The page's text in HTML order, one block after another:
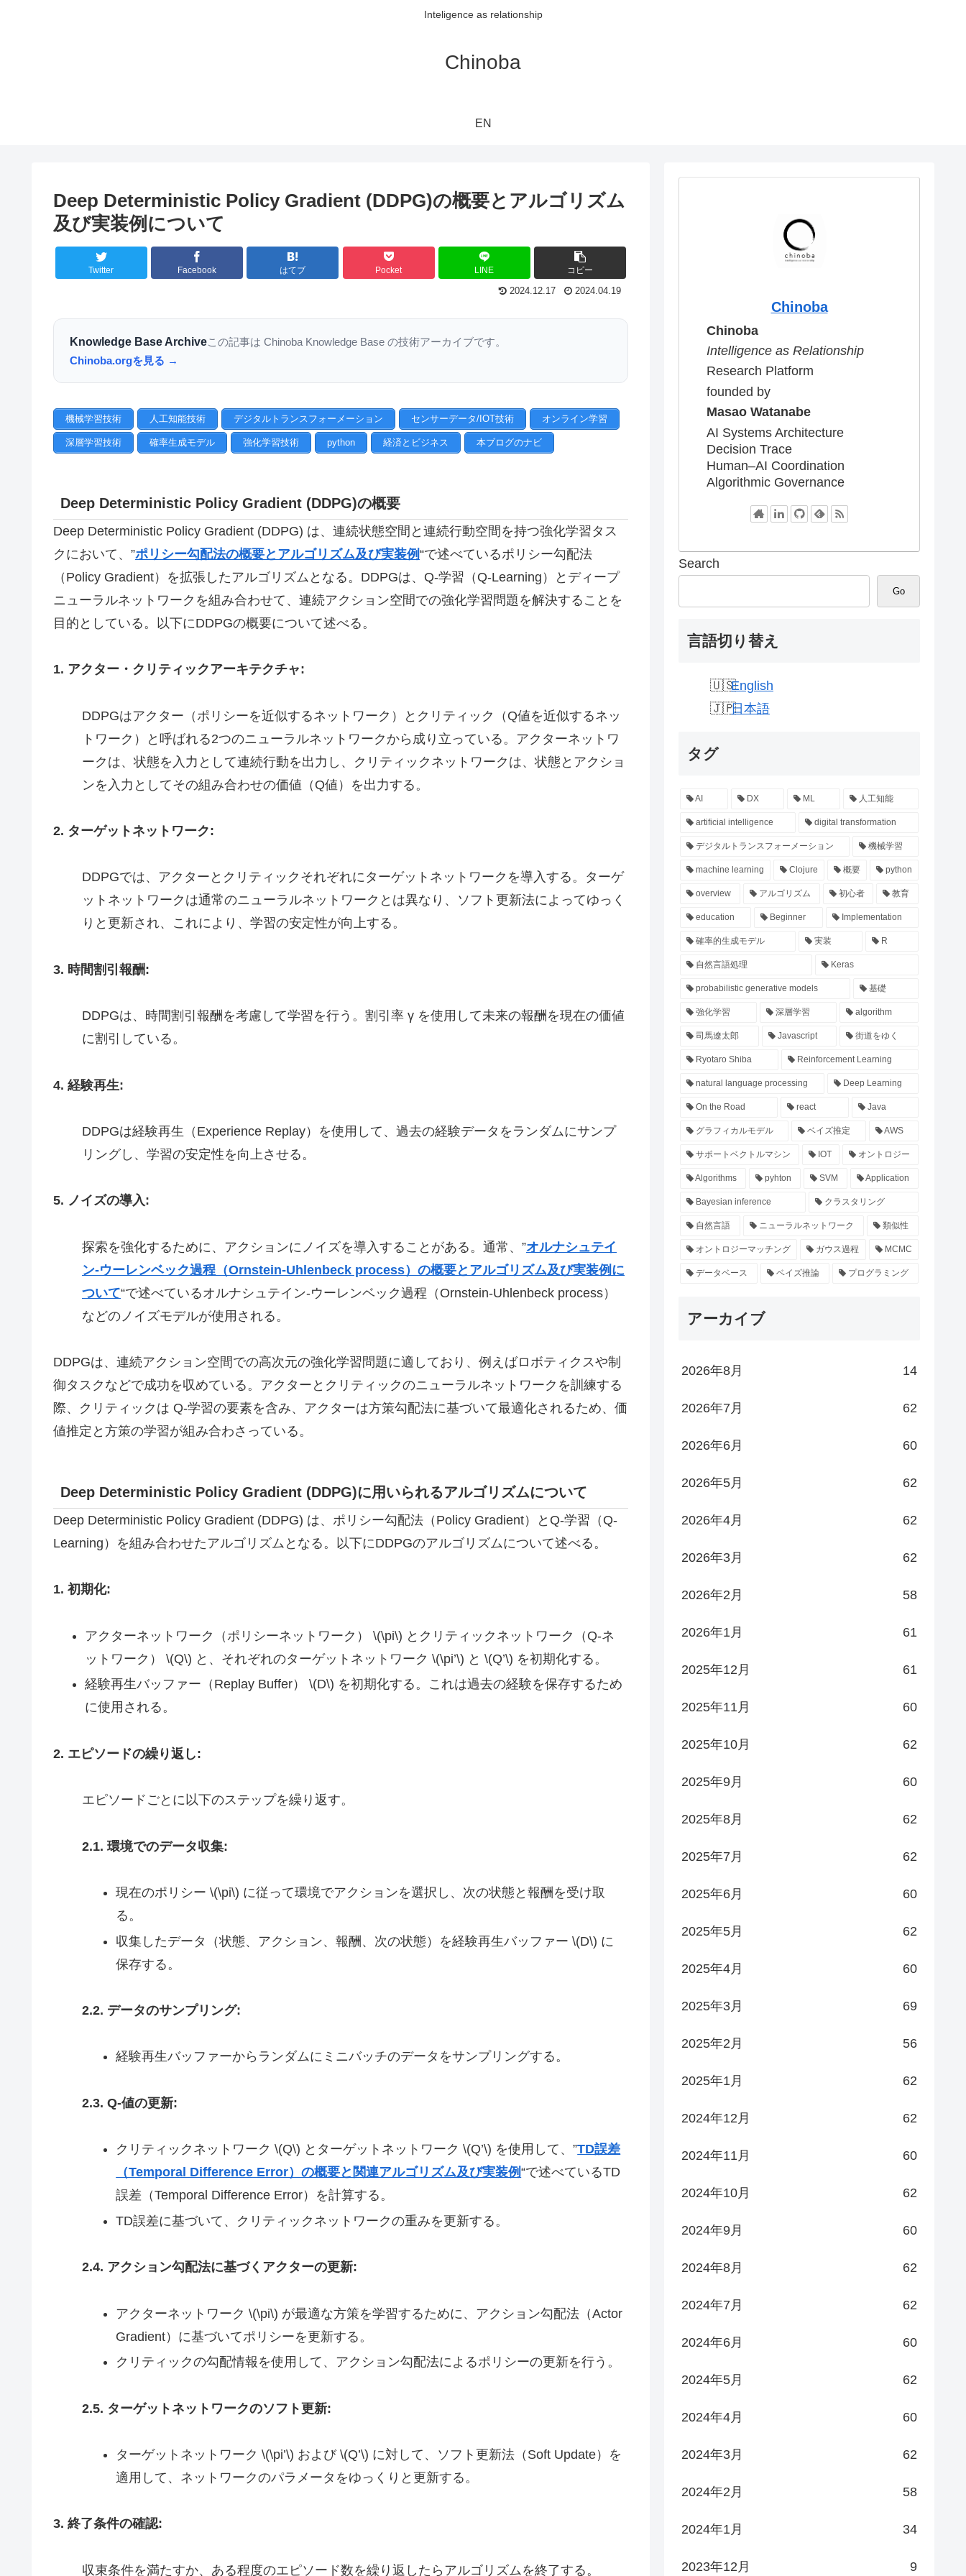
Inteligence as relationship
Chinoba
EN
Deep Deterministic Policy Gradient (DDPG)の概要とアルゴリズム
及び実装例について
Twitter Facebook はてブ Pocket LINE コピー
2024.12.17 2024.04.19
Knowledge Base Archiveこの記事は Chinoba Knowledge Base の技術アーカイブです。
Chinoba.orgを見る →
機械学習技術 人工知能技術 デジタルトランスフォーメーション センサーデータ/IOT技術 オンライン学習
深層学習技術 確率生成モデル 強化学習技術 python 経済とビジネス 本ブログのナビ
Deep Deterministic Policy Gradient (DDPG)の概要
Deep Deterministic Policy Gradient (DDPG) は、連続状態空間と連続行動空間を持つ強化学習タス
クにおいて、”ポリシー勾配法の概要とアルゴリズム及び実装例“で述べているポリシー勾配法
（Policy Gradient）を拡張したアルゴリズムとなる。DDPGは、Q-学習（Q-Learning）とディープ
ニューラルネットワークを組み合わせて、連続アクション空間での強化学習問題を解決することを
目的としている。以下にDDPGの概要について述べる。
1. アクター・クリティックアーキテクチャ:
DDPGはアクター（ポリシーを近似するネットワーク）とクリティック（Q値を近似するネッ
トワーク）と呼ばれる2つのニューラルネットワークから成り立っている。アクターネットワ
ークは、状態を入力として連続行動を出力し、クリティックネットワークは、状態とアクショ
ンを入力としてその組み合わせの価値（Q値）を出力する。
2. ターゲットネットワーク:
DDPGでは、アクターとクリティックそれぞれにターゲットネットワークを導入する。ターゲ
ットネットワークは通常のニューラルネットワークとは異なり、ソフト更新法によってゆっく
りと更新され、これにより、学習の安定性が向上する。
3. 時間割引報酬:
DDPGは、時間割引報酬を考慮して学習を行う。割引率 γ を使用して未来の報酬を現在の価値
に割引している。
4. 経験再生:
DDPGは経験再生（Experience Replay）を使用して、過去の経験データをランダムにサンプ
リングし、学習の安定性を向上させる。
5. ノイズの導入:
探索を強化するために、アクションにノイズを導入することがある。通常、”オルナシュテイ
ン-ウーレンベック過程（Ornstein-Uhlenbeck process）の概要とアルゴリズム及び実装例に
ついて“で述べているオルナシュテイン-ウーレンベック過程（Ornstein-Uhlenbeck process）
などのノイズモデルが使用される。
DDPGは、連続アクション空間での高次元の強化学習問題に適しており、例えばロボティクスや制
御タスクなどで成功を収めている。アクターとクリティックのニューラルネットワークを訓練する
際、クリティックは Q-学習の要素を含み、アクターは方策勾配法に基づいて最適化されるため、価
値推定と方策の学習が組み合わさっている。
Deep Deterministic Policy Gradient (DDPG)に用いられるアルゴリズムについて
Deep Deterministic Policy Gradient (DDPG) は、ポリシー勾配法（Policy Gradient）とQ-学習（Q-
Learning）を組み合わせたアルゴリズムとなる。以下にDDPGのアルゴリズムについて述べる。
1. 初期化:
アクターネットワーク（ポリシーネットワーク） \(\pi\) とクリティックネットワーク（Q-ネ
ットワーク） \(Q\) と、それぞれのターゲットネットワーク \(\pi’\) と \(Q’\) を初期化する。
経験再生バッファー（Replay Buffer） \(D\) を初期化する。これは過去の経験を保存するため
に使用される。
2. エピソードの繰り返し:
エピソードごとに以下のステップを繰り返す。
2.1. 環境でのデータ収集:
現在のポリシー \(\pi\) に従って環境でアクションを選択し、次の状態と報酬を受け取
る。
収集したデータ（状態、アクション、報酬、次の状態）を経験再生バッファー \(D\) に
保存する。
2.2. データのサンプリング:
経験再生バッファーからランダムにミニバッチのデータをサンプリングする。
2.3. Q-値の更新:
クリティックネットワーク \(Q\) とターゲットネットワーク \(Q’\) を使用して、”TD誤差
（Temporal Difference Error）の概要と関連アルゴリズム及び実装例“で述べているTD
誤差（Temporal Difference Error）を計算する。
TD誤差に基づいて、クリティックネットワークの重みを更新する。
2.4. アクション勾配法に基づくアクターの更新:
アクターネットワーク \(\pi\) が最適な方策を学習するために、アクション勾配法（Actor
Gradient）に基づいてポリシーを更新する。
クリティックの勾配情報を使用して、アクション勾配法によるポリシーの更新を行う。
2.5. ターゲットネットワークのソフト更新:
ターゲットネットワーク \(\pi’\) および \(Q’\) に対して、ソフト更新法（Soft Update）を
適用して、ネットワークのパラメータをゆっくりと更新する。
3. 終了条件の確認:
収束条件を満たすか、ある程度のエピソード数を繰り返したらアルゴリズムを終了する。
Chinoba
Chinoba
Intelligence as Relationship
Research Platform
founded by
Masao Watanabe
AI Systems Architecture
Decision Trace
Human–AI Coordination
Algorithmic Governance
Search
Go
言語切り替え
English
日本語
タグ
AI DX ML 人工知能
artificial intelligence digital transformation
デジタルトランスフォーメーション 機械学習
machine learning Clojure 概要 python
overview アルゴリズム 初心者 教育
education Beginner Implementation
確率的生成モデル 実装 R
自然言語処理 Keras
probabilistic generative models 基礎
強化学習 深層学習 algorithm
司馬遼太郎 Javascript 街道をゆく
Ryotaro Shiba Reinforcement Learning
natural language processing Deep Learning
On the Road react Java
グラフィカルモデル ベイズ推定 AWS
サポートベクトルマシン IOT オントロジー
Algorithms pyhton SVM Application
Bayesian inference クラスタリング
自然言語 ニューラルネットワーク 類似性
オントロジーマッチング ガウス過程 MCMC
データベース ベイズ推論 プログラミング
アーカイブ
2026年8月 14
2026年7月 62
2026年6月 60
2026年5月 62
2026年4月 62
2026年3月 62
2026年2月 58
2026年1月 61
2025年12月 61
2025年11月 60
2025年10月 62
2025年9月 60
2025年8月 62
2025年7月 62
2025年6月 60
2025年5月 62
2025年4月 60
2025年3月 69
2025年2月 56
2025年1月 62
2024年12月 62
2024年11月 60
2024年10月 62
2024年9月 60
2024年8月 62
2024年7月 62
2024年6月 60
2024年5月 62
2024年4月 60
2024年3月 62
2024年2月 58
2024年1月 34
2023年12月 9